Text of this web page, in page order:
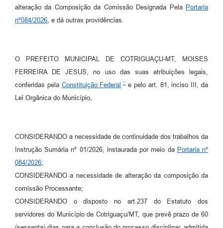
Editais
Links
Telefones Úteis
Enquete
Jornal
SIC
Diário Oficial
Contato
alteração da Composição da Comissão Designada Pela Portaria
nº084/2026, e dá outras providências.
O PREFEITO MUNICIPAL DE COTRIGUAÇU-MT, MOISES
FERREIRA DE JESUS, no uso das suas atribuições legais,
conferidas pela Constituição Federal
e pelo art. 81, inciso III, da
Lei Orgânica do Município,
CONSIDERANDO a necessidade de continuidade dos trabalhos da
Instrução Sumária nº 01/2026, instaurada por meio da Portaria nº
084/2026;
CONSIDERANDO a necessidade de alteração da composição da
comissão Processante;
CONSIDERANDO o disposto no art.237 do Estatuto dos
servidores do Município de Cotriguaçu/MT, que prevê prazo de 60